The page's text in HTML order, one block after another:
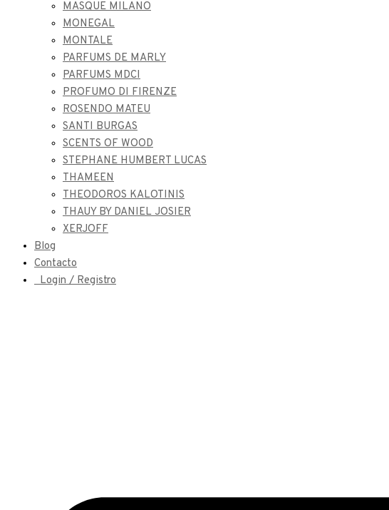
MASQUE MILANO
MONEGAL
MONTALE
PARFUMS DE MARLY
PARFUMS MDCI
PROFUMO DI FIRENZE
ROSENDO MATEU
SANTI BURGAS
SCENTS OF WOOD
STEPHANE HUMBERT LUCAS
THAMEEN
THEODOROS KALOTINIS
THAUY BY DANIEL JOSIER
XERJOFF
Blog
Contacto
Login / Registro